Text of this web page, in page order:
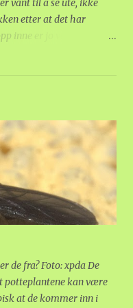
etter at det har
inne er jo vanligvis et
tiden med å bryte ned
ta opp næringen fra
nede i jorda
med hatt og stilk. Så å
blomsterjord, er det
(Leucocoprinus
og trenger varme for
Soppen er en sapr...
de fra? Foto: xpda De
potteplantene kan være
at de kommer inn i